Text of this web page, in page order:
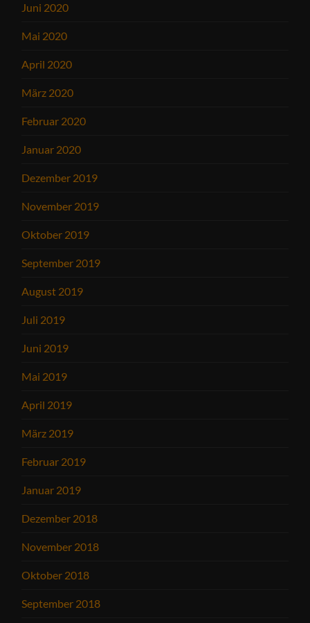
Juni 2020
Mai 2020
April 2020
März 2020
Februar 2020
Januar 2020
Dezember 2019
November 2019
Oktober 2019
September 2019
August 2019
Juli 2019
Juni 2019
Mai 2019
April 2019
März 2019
Februar 2019
Januar 2019
Dezember 2018
November 2018
Oktober 2018
September 2018